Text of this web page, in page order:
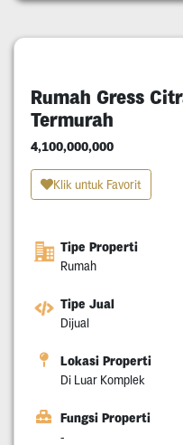
Rumah Gress
Termurah
4,100,000,000
Klik untuk Favorit
Tipe Properti
Rumah
Tipe Jual
Dijual
Lokasi Properti
Di Luar Komplek
Fungsi Properti
-